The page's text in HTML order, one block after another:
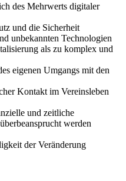
des Mehrwerts digitaler
und die Sicherheit
unbekannten Technologien
als zu komplex und
eigenen Umgangs mit den
Kontakt im Vereinsleben
und zeitliche
werden
der Veränderung